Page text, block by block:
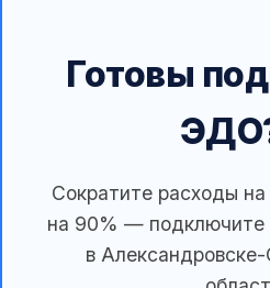
Готовы
Сократите расходы
на 90% — подключите
в